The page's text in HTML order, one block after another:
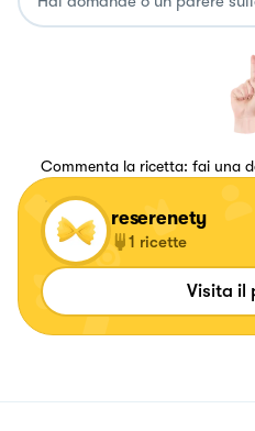
Commenta la ricetta: fai una
reserenety
1 ricette
Visita il